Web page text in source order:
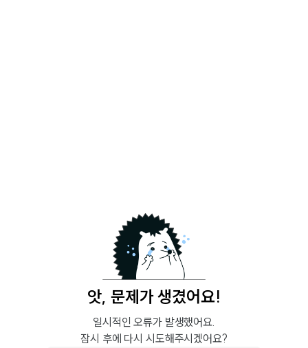
앗, 문제가 생겼어요!
일시적인 오류가 발생했어요.
잠시 후에 다시 시도해주시겠어요?